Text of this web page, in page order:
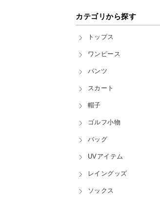
カテゴリから探す
トップス
ワンピース
パンツ
スカート
帽子
ゴルフ小物
バッグ
UVアイテム
レイングッズ
ソックス